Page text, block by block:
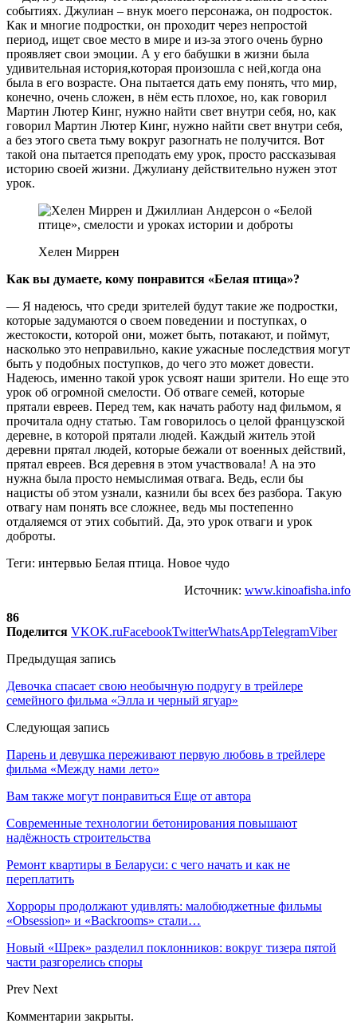
событиях. Джулиан – внук моего персонажа, он подросток.
Как и многие подростки, он проходит через непростой
период, ищет свое место в мире и из-за этого очень бурно
проявляет свои эмоции. А у его бабушки в жизни была
удивительная история,которая произошла с ней,когда она
была в его возрасте. Она пытается дать ему понять, что мир,
конечно, очень сложен, в нём есть плохое, но, как говорил
Мартин Лютер Кинг, нужно найти свет внутри себя, но, как
говорил Мартин Лютер Кинг, нужно найти свет внутри себя,
а без этого света тьму вокруг разогнать не получится. Вот
такой она пытается преподать ему урок, просто рассказывая
историю своей жизни. Джулиану действительно нужен этот
урок.
Хелен Миррен
Как вы думаете, кому понравится «Белая птица»?
— Я надеюсь, что среди зрителей будут такие же подростки,
которые задумаются о своем поведении и поступках, о
жестокости, которой они, может быть, потакают, и поймут,
насколько это неправильно, какие ужасные последствия могут
быть у подобных поступков, до чего это может довести.
Надеюсь, именно такой урок усвоят наши зрители. Но еще это
урок об огромной смелости. Об отваге семей, которые
прятали евреев. Перед тем, как начать работу над фильмом, я
прочитала одну статью. Там говорилось о целой французской
деревне, в которой прятали людей. Каждый житель этой
деревни прятал людей, которые бежали от военных действий,
прятал евреев. Вся деревня в этом участвовала! А на это
нужна была просто немыслимая отвага. Ведь, если бы
нацисты об этом узнали, казнили бы всех без разбора. Такую
отвагу нам понять все сложнее, ведь мы постепенно
отдаляемся от этих событий. Да, это урок отваги и урок
доброты.
Теги: интервью Белая птица. Новое чудо
Источник: www.kinoafisha.info
86
Поделится VKOK.ruFacebookTwitterWhatsAppTelegramViber
Предыдущая запись
Девочка спасает свою необычную подругу в трейлере
семейного фильма «Элла и черный ягуар»
Следующая запись
Парень и девушка переживают первую любовь в трейлере
фильма «Между нами лето»
Вам также могут понравиться Еще от автора
Современные технологии бетонирования повышают
надёжность строительства
Ремонт квартиры в Беларуси: с чего начать и как не
переплатить
Хорроры продолжают удивлять: малобюджетные фильмы
«Obsession» и «Backrooms» стали…
Новый «Шрек» разделил поклонников: вокруг тизера пятой
части разгорелись споры
Prev Next
Комментарии закрыты.